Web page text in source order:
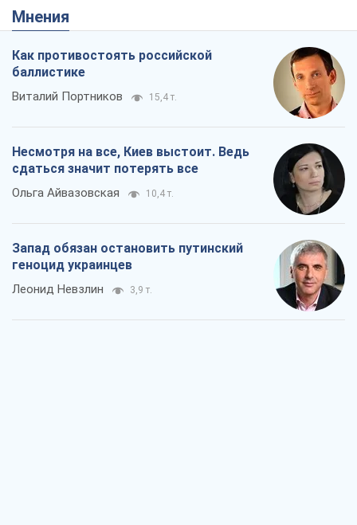
Мнения
Как противостоять российской
баллистике
Виталий Портников 15,4 т.
Несмотря на все, Киев выстоит. Ведь
сдаться значит потерять все
Ольга Айвазовская 10,4 т.
Запад обязан остановить путинский
геноцид украинцев
Леонид Невзлин 3,9 т.